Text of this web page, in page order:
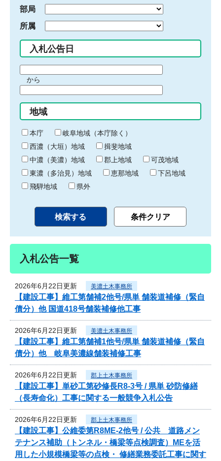
部局
所属
入札公告日
間
始
り
から
間
終
わ
り
地域
本庁
岐阜地域（本庁除く）
西濃（大垣）地域
揖斐地域
中濃（美濃）地域
郡上地域
可茂地域
東濃（多治見）地域
恵那地域
下呂地域
飛騨地域
県外
入札公告一覧
2026年6月22日更新 美濃土木事務所
【建設工事】維工第舗補2他号/県単 舗装道補修（緊自
債分）他 国道418号舗装補修他工事
2026年6月22日更新 美濃土木事務所
【建設工事】維工第舗補1他号/県単 舗装道補修（緊自
債分）他 岐阜美濃線舗装補修工事
2026年6月22日更新 郡上土木事務所
【建設工事】単砂工第砂修長R8-3号 / 県単 砂防修繕
（長寿命化）工事に関する一般競争入札公告
2026年6月22日更新 郡上土木事務所
【建設工事】公維委第R8ME-2他号 / 公共 道路メン
テナンス補助（トンネル・橋梁等点検調査）MEを活
用した小規模橋梁等の点検・ 修繕業務委託工事に関す